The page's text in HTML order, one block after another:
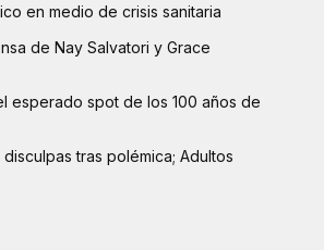
en medio de crisis sanitaria
de Nay Salvatori y Grace
esperado spot de los 100 años de
tras polémica; Adultos